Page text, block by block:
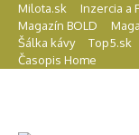
Preskočiť na obsah
Milota.sk
Inzercia a
Magazín BOLD
Šálka kávy
Top5.sk
Časopis Home